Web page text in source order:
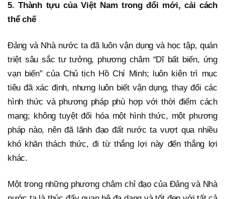
5. Thành tựu của Việt Nam trong đổi mới, cải cách
thể chế
Đảng và Nhà nước ta đã luôn vận dụng và học tập, quán
triệt sâu sắc tư tưởng, phương châm “Dĩ bất biến, ứng
vạn biến” của Chủ tịch Hồ Chí Minh; luôn kiên trì mục
tiêu đã xác định, nhưng luôn biết vận dụng, thay đổi các
hình thức và phương pháp phù hợp với thời điểm cách
mạng; không tuyệt đối hóa một hình thức, một phương
pháp nào, nên đã lãnh đạo đất nước ta vượt qua nhiều
khó khăn thách thức, đi từ thắng lợi này đến thắng lợi
khác.
Một trong những phương châm chỉ đạo của Đảng và Nhà